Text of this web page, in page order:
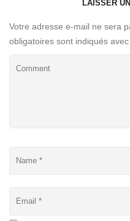
LAISSER
Votre adresse e-mail ne sera
obligatoires sont indiqués avec